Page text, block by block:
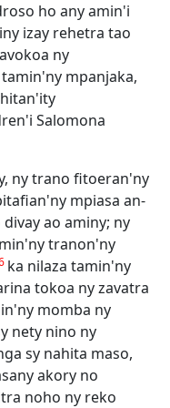
ho any amin'i
izay rehetra tao
ny
mpanjaka,
Salomona
ny trano fitoeran'ny
mpiasa an-
ao aminy; ny
tranon'ny
ka nilaza tamin'ny
tokoa ny zavatra
momba ny
nety nino ny
sy nahita maso,
akory no
noho ny reko